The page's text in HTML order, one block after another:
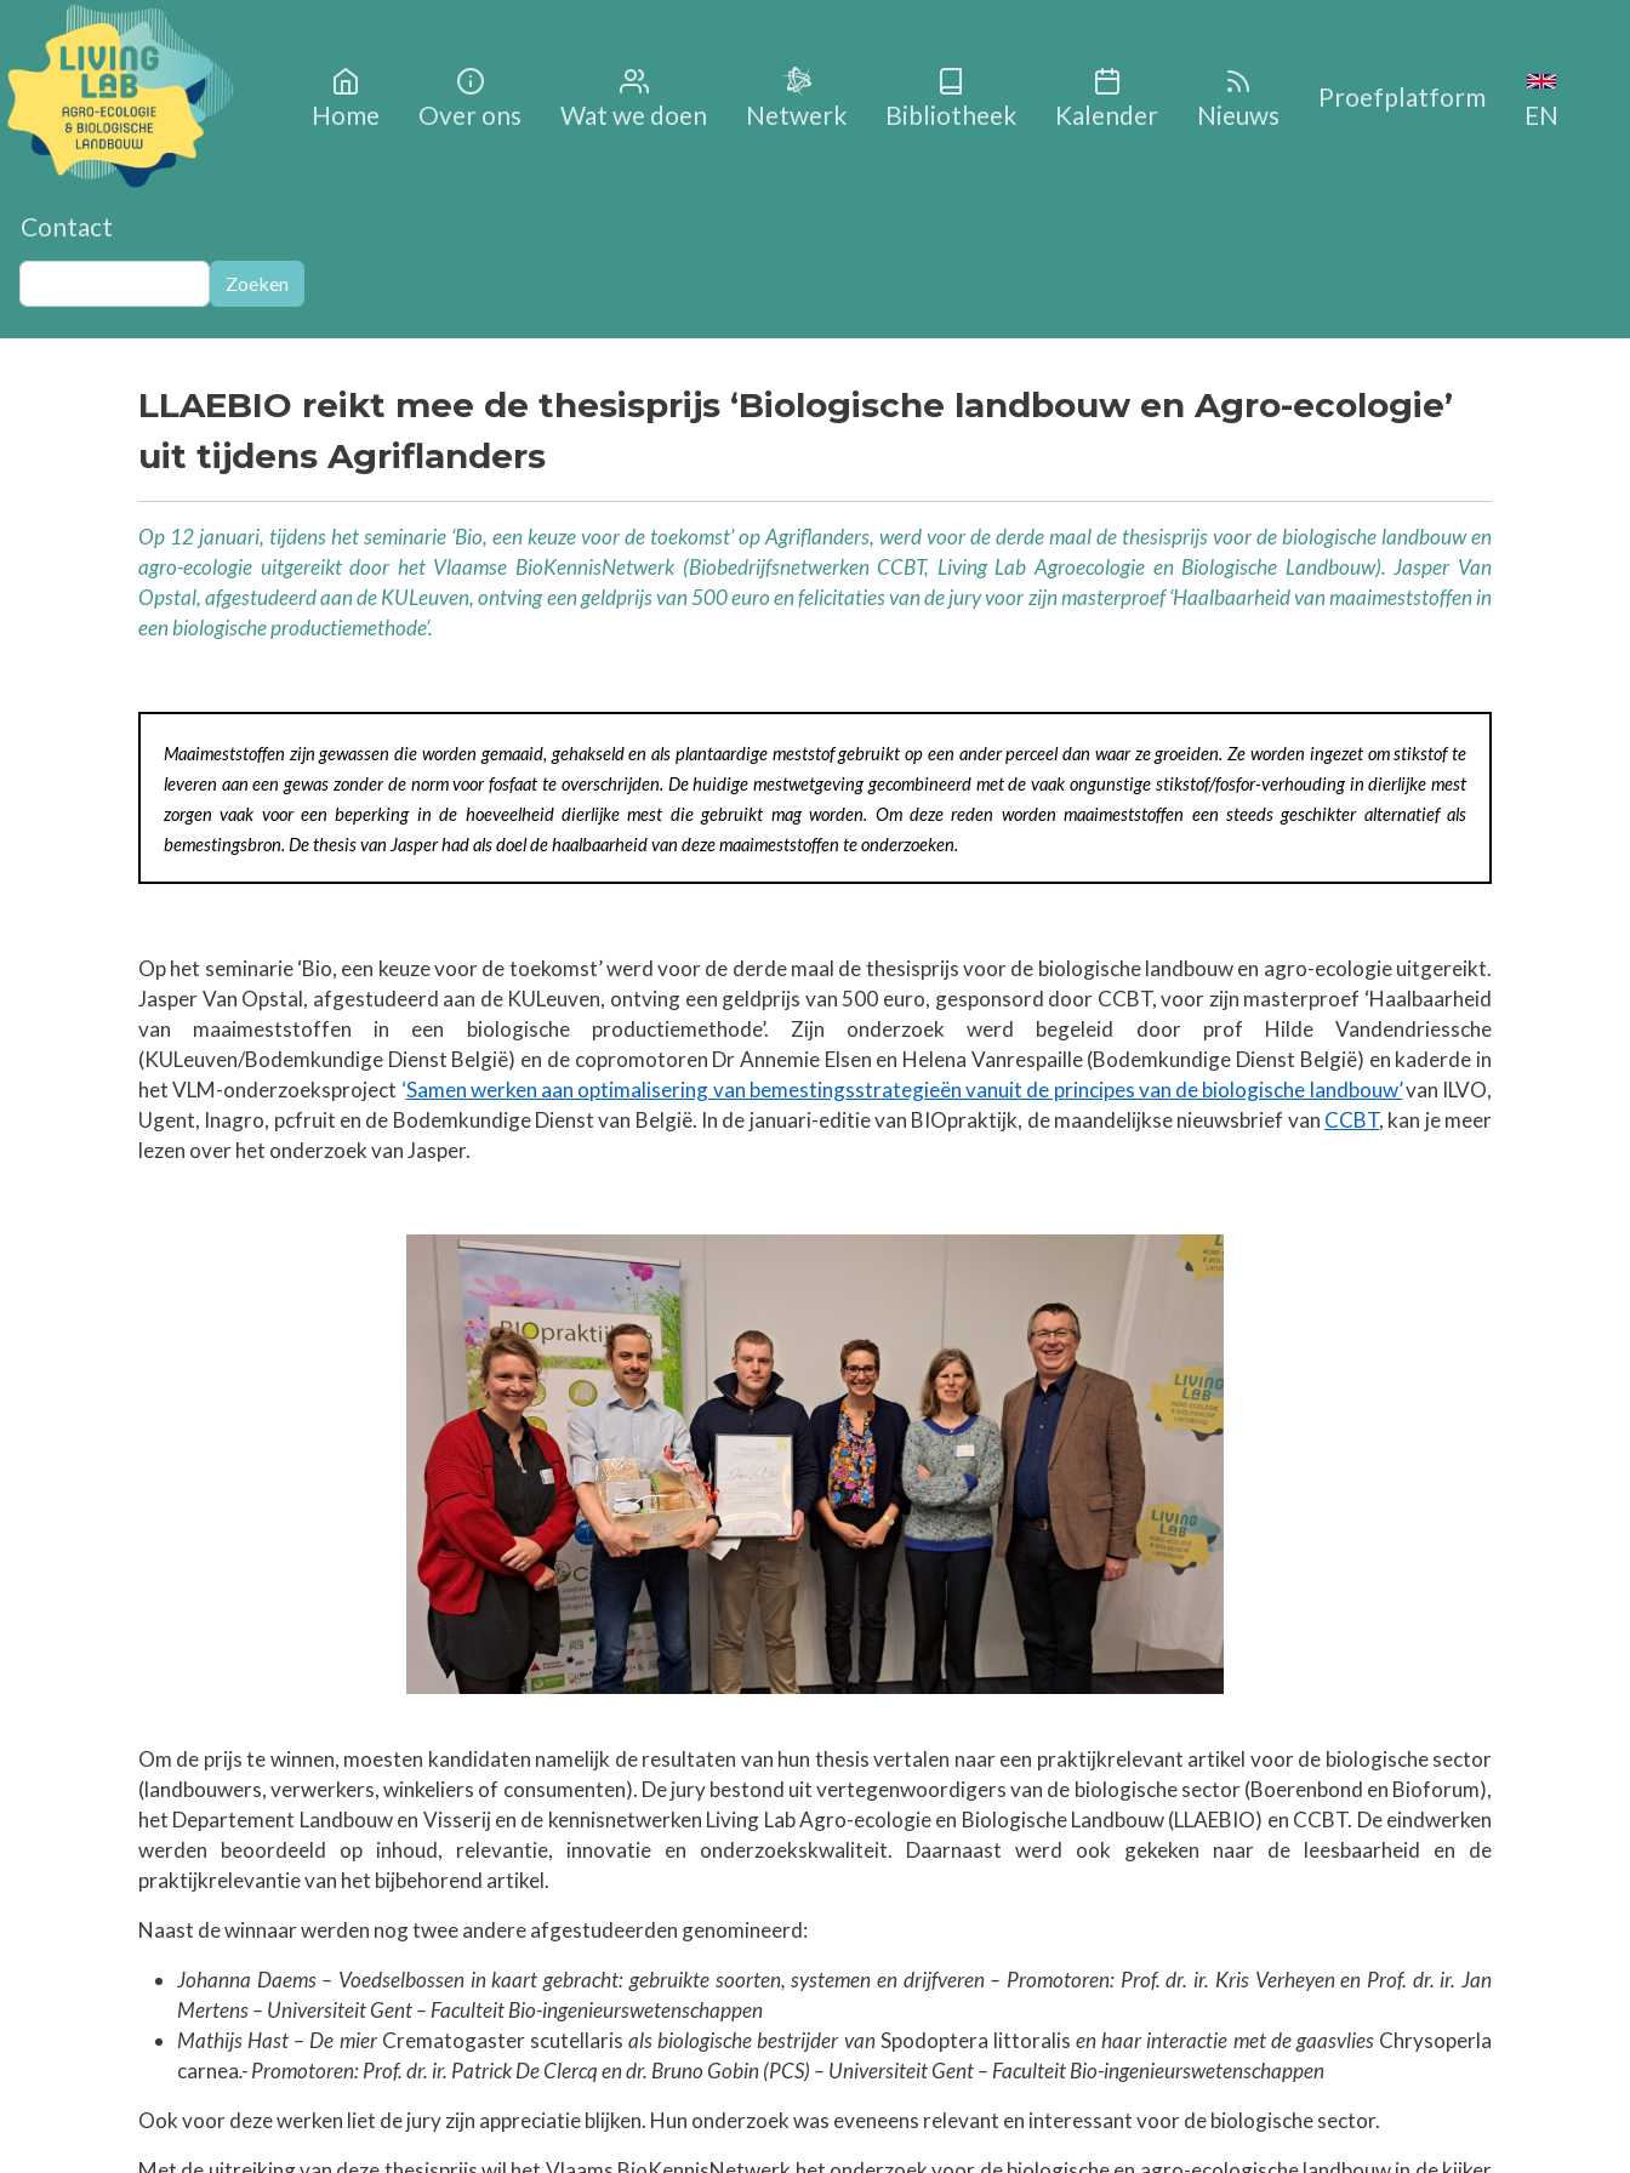
Overslaan en naar de inhoud gaan
Main navigation
Home Over ons Wat we doen Netwerk Bibliotheek Kalender Nieuws
Proefplatform
EN
Contact
Zoeken Zoeken
LLAEBIO reikt mee de thesisprijs ‘Biologische landbouw en Agro-ecologie’
uit tijdens Agriflanders
Op 12 januari, tijdens het seminarie ‘Bio, een keuze voor de toekomst’ op Agriflanders, werd voor de derde maal de thesisprijs voor de biologische landbouw en
agro-ecologie uitgereikt door het Vlaamse BioKennisNetwerk (Biobedrijfsnetwerken CCBT, Living Lab Agroecologie en Biologische Landbouw). Jasper Van
Opstal, afgestudeerd aan de KULeuven, ontving een geldprijs van 500 euro en felicitaties van de jury voor zijn masterproef ‘Haalbaarheid van maaimeststoffen in
een biologische productiemethode’.
Maaimeststoffen zijn gewassen die worden gemaaid, gehakseld en als plantaardige meststof gebruikt op een ander perceel dan waar ze groeiden. Ze worden ingezet om stikstof te
leveren aan een gewas zonder de norm voor fosfaat te overschrijden. De huidige mestwetgeving gecombineerd met de vaak ongunstige stikstof/fosfor-verhouding in dierlijke mest
zorgen vaak voor een beperking in de hoeveelheid dierlijke mest die gebruikt mag worden. Om deze reden worden maaimeststoffen een steeds geschikter alternatief als
bemestingsbron. De thesis van Jasper had als doel de haalbaarheid van deze maaimeststoffen te onderzoeken.
Op het seminarie ‘Bio, een keuze voor de toekomst’ werd voor de derde maal de thesisprijs voor de biologische landbouw en agro-ecologie uitgereikt.
Jasper Van Opstal, afgestudeerd aan de KULeuven, ontving een geldprijs van 500 euro, gesponsord door CCBT, voor zijn masterproef ‘Haalbaarheid
van maaimeststoffen in een biologische productiemethode’. Zijn onderzoek werd begeleid door prof Hilde Vandendriessche
(KULeuven/Bodemkundige Dienst België) en de copromotoren Dr Annemie Elsen en Helena Vanrespaille (Bodemkundige Dienst België) en kaderde in
het VLM-onderzoeksproject ‘Samen werken aan optimalisering van bemestingsstrategieën vanuit de principes van de biologische landbouw’van ILVO,
Ugent, Inagro, pcfruit en de Bodemkundige Dienst van België. In de januari-editie van BIOpraktijk, de maandelijkse nieuwsbrief van CCBT, kan je meer
lezen over het onderzoek van Jasper.
Om de prijs te winnen, moesten kandidaten namelijk de resultaten van hun thesis vertalen naar een praktijkrelevant artikel voor de biologische sector
(landbouwers, verwerkers, winkeliers of consumenten). De jury bestond uit vertegenwoordigers van de biologische sector (Boerenbond en Bioforum),
het Departement Landbouw en Visserij en de kennisnetwerken Living Lab Agro-ecologie en Biologische Landbouw (LLAEBIO) en CCBT. De eindwerken
werden beoordeeld op inhoud, relevantie, innovatie en onderzoekskwaliteit. Daarnaast werd ook gekeken naar de leesbaarheid en de
praktijkrelevantie van het bijbehorend artikel.
Naast de winnaar werden nog twee andere afgestudeerden genomineerd:
Johanna Daems – Voedselbossen in kaart gebracht: gebruikte soorten, systemen en drijfveren – Promotoren: Prof. dr. ir. Kris Verheyen en Prof. dr. ir. Jan
Mertens – Universiteit Gent – Faculteit Bio-ingenieurswetenschappen
Mathijs Hast – De mier Crematogaster scutellaris als biologische bestrijder vanSpodoptera littoralis en haar interactie met de gaasvlies Chrysoperla
carnea.- Promotoren: Prof. dr. ir. Patrick De Clercq en dr. Bruno Gobin (PCS) – Universiteit Gent – Faculteit Bio-ingenieurswetenschappen
Ook voor deze werken liet de jury zijn appreciatie blijken. Hun onderzoek was eveneens relevant en interessant voor de biologische sector.